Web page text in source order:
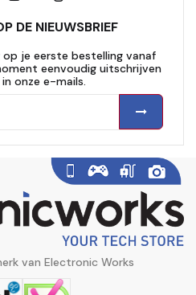
DE NIEUWSBRIEF
je eerste bestelling vanaf
eenvoudig uitschrijven
onze e-mails.
van Electronic Works